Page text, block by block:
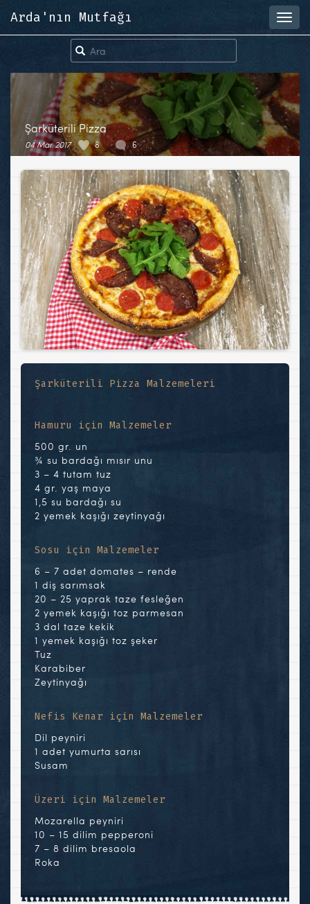
Arda'nın Mutfağı
Şarküterili Pizza
04 Mar 2017 8 6
Şarküterili Pizza Malzemeleri
Hamuru için Malzemeler
500 gr. un
¾ su bardağı mısır unu
3 – 4 tutam tuz
4 gr. yaş maya
1,5 su bardağı su
2 yemek kaşığı zeytinyağı
Sosu için Malzemeler
6 – 7 adet domates – rende
1 diş sarımsak
20 – 25 yaprak taze fesleğen
2 yemek kaşığı toz parmesan
3 dal taze kekik
1 yemek kaşığı toz şeker
Tuz
Karabiber
Zeytinyağı
Nefis Kenar için Malzemeler
Dil peyniri
1 adet yumurta sarısı
Susam
Üzeri için Malzemeler
Mozarella peyniri
10 – 15 dilim pepperoni
7 – 8 dilim bresaola
Roka